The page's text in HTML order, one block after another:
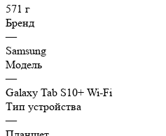
571 г
Бренд
—
Samsung
Модель
—
Galaxy Tab S10+ Wi-Fi
Тип устройства
—